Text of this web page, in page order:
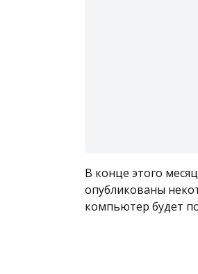
В конце этого
опубликованы
компьютер будет